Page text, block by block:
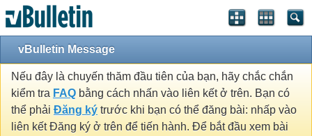
vBulletin Message
Nếu đây là chuyến thăm đầu tiên của bạn, hãy chắc chắn
kiểm tra FAQ bằng cách nhấn vào liên kết ở trên. Bạn có
thể phải Đăng ký trước khi bạn có thể đăng bài: nhấp vào
liên kết Đăng ký ở trên để tiến hành. Để bắt đầu xem bài